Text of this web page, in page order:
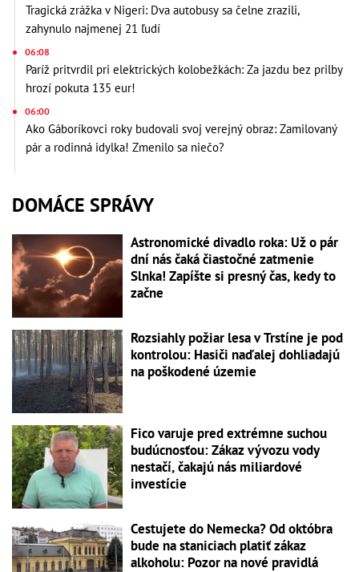
Tragická zrážka v Nigeri: Dva autobusy sa čelne zrazili,
zahynulo najmenej 21 ľudí
06:08
Paríž pritvrdil pri elektrických kolobežkách: Za jazdu bez prilby
hrozí pokuta 135 eur!
06:00
Ako Gáboríkovci roky budovali svoj verejný obraz: Zamilovaný
pár a rodinná idylka! Zmenilo sa niečo?
DOMÁCE SPRÁVY
Astronomické divadlo roka: Už o pár
dní nás čaká čiastočné zatmenie
Slnka! Zapíšte si presný čas, kedy to
začne
Rozsiahly požiar lesa v Trstíne je pod
kontrolou: Hasiči naďalej dohliadajú
na poškodené územie
Fico varuje pred extrémne suchou
budúcnosťou: Zákaz vývozu vody
nestačí, čakajú nás miliardové
investície
Cestujete do Nemecka? Od októbra
bude na staniciach platiť zákaz
alkoholu: Pozor na nové pravidlá